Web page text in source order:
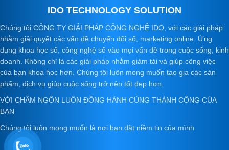
IDO TECHNOLOGY SOLUTION
Chúng tôi CÔNG TY GIẢI PHÁP CÔNG NGHỆ IDO, với các giải pháp
nhằm giải quyết các vấn đề chuyển đổi số, marketing online. Ứng
dụng khoa học số, công nghệ số vào mọi vấn đề trong cuộc sống, kinh
doanh. Không chỉ là các giải pháp nhằm giảm tải và giúp công việc
của bạn khoa học hơn. Chúng tôi luôn mong muốn tạo gia các sản
phẩm, dịch vụ giúp cuộc sống trở nên tốt đẹp hơn.
VỚI CHÂM NGÔN LUÔN ĐỒNG HÀNH CÙNG THÀNH CÔNG CỦA
BẠN
Chúng tôi luôn mong muốn là nơi bạn đặt niềm tin của mình